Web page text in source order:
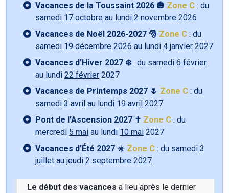
Vacances de la Toussaint 2026 🎃 Zone C : du
samedi 17 octobre au lundi 2 novembre 2026
Vacances de Noël 2026-2027 🎅 Zone C : du
samedi 19 décembre 2026 au lundi 4 janvier 2027
Vacances d’Hiver 2027 ❄️: du samedi 6 février
au lundi 22 février 2027
Vacances de Printemps 2027 🌷 Zone C : du
samedi 3 avril au lundi 19 avril 2027
Pont de l’Ascension 2027 ✝️ Zone C : du
mercredi 5 mai au lundi 10 mai 2027
Vacances d’Été 2027 ☀️ Zone C : du samedi 3
juillet au jeudi 2 septembre 2027
Le début des vacances a lieu après le dernier